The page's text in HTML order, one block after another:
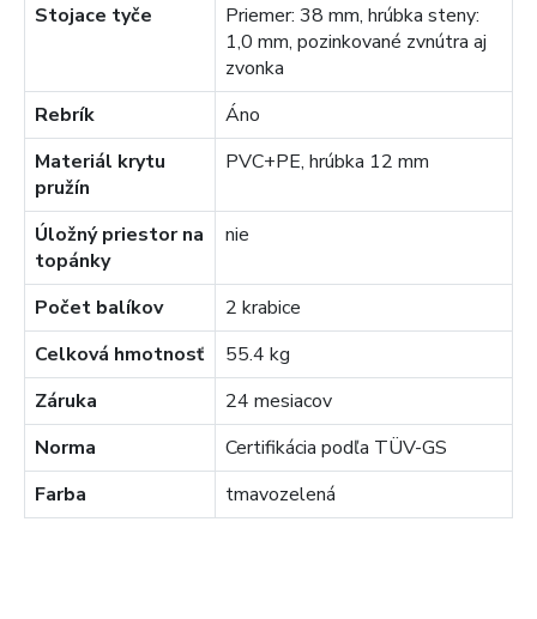
Stojace tyče
Priemer: 38 mm, hrúbka steny:
1,0 mm, pozinkované zvnútra aj
zvonka
Rebrík
Áno
Materiál krytu
pružín
PVC+PE, hrúbka 12 mm
Úložný priestor na
topánky
nie
Počet balíkov
2 krabice
Celková hmotnosť
55.4 kg
Záruka
24 mesiacov
Norma
Certifikácia podľa TÜV-GS
Farba
tmavozelená